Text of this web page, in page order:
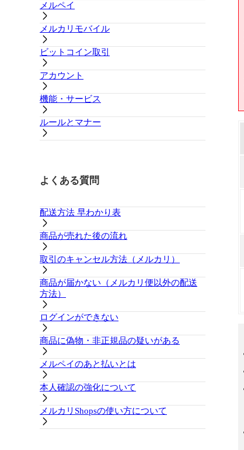
メルペイ
メルカリモバイル
ビットコイン取引
アカウント
機能・サービス
ルールとマナー
よくある質問
配送方法 早わかり表
商品が売れた後の流れ
取引のキャンセル方法（メルカリ）
商品が届かない（メルカリ便以外の配送
方法）
ログインができない
商品に偽物・非正規品の疑いがある
メルペイのあと払いとは
本人確認の強化について
メルカリShopsの使い方について